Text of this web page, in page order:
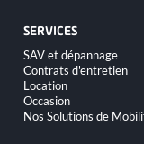
SERVICES
Aller
au
contenu
SAV et dépannage
Contrats d'entretien
Location
Occasion
Nos Solutions de